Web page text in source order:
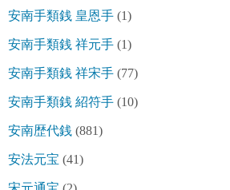
安南手類銭 皇恩手 (1)
安南手類銭 祥元手 (1)
安南手類銭 祥宋手 (77)
安南手類銭 紹符手 (10)
安南歴代銭 (881)
安法元宝 (41)